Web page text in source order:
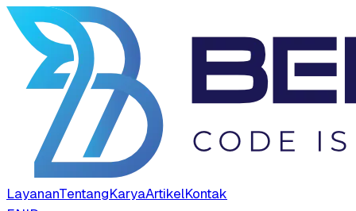
LayananTentangKaryaArtikelKontak